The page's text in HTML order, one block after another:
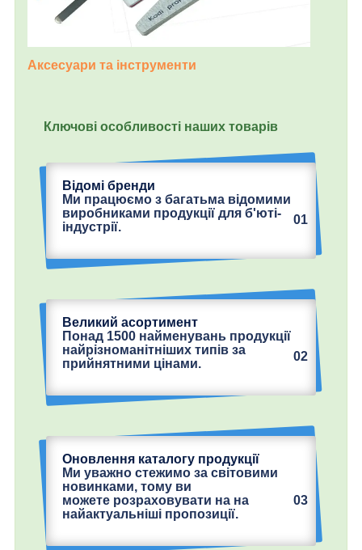
Аксесуари та інструменти
Ключові особливості наших товарів
01
Відомі бренди
Ми працюємо з багатьма відомими
виробниками продукції для б'юті-
індустрії.
02
Великий асортимент
Понад 1500 найменувань продукції
найрізноманітніших типів за
прийнятними цінами.
03
Оновлення каталогу продукції
Ми уважно стежимо за світовими
новинками, тому ви
можете розраховувати на на
найактуальніші пропозиції.